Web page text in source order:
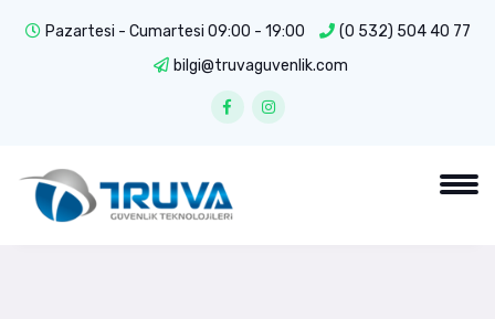
Pazartesi - Cumartesi 09:00 - 19:00
(0 532) 504 40 77
bilgi@truvaguvenlik.com